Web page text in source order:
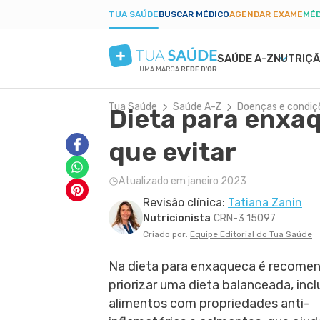
TUA SAÚDEBUSCAR MÉDICOAGENDAR EXAME
SAÚDE A-Z
UMA MARCAREDE D'OR
SINTOMAS
BULAS E REMÉDIOS
EXAMES
VIDA ÍNTIMA
SAÚDE DO HOMEM
PRIMEIROS SOCORROS
DIETAS
JEJUM INTERMITENTE
DIETA DUKAN
GRAVIDEZ SAUDÁVEL
ALIMENTAÇÃO NA GRAVIDEZ
EXERCÍCIO NA GRAVIDEZ
DESCONFORTOS DA GRAVIDEZ
SAÚDE MENTAL
ANSIEDADE
DEPRESSÃO
TDAH
BORDERLINE
FOBIAS
LONGEVIDADE
BELEZA E ESTÉTICA
CICATRIZ
RUGAS
Tua Saúde Saúde A-Z Doenças e
Dieta para
que evitar
Atualizado em janeiro 2023
Revisão clínica: Tatiana Zanin
Nutricionista CRN-3 15097
Criado por: Equipe Editorial do Tua Saúde
Na dieta para enxaqueca é
priorizar uma dieta balanceada,
alimentos com propriedades anti-